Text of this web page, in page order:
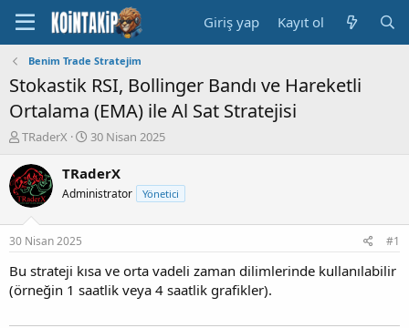
Giriş yap Kayıt ol
Benim Trade Stratejim
Stokastik RSI, Bollinger Bandı ve Hareketli
Ortalama (EMA) ile Al Sat Stratejisi
K
n
u
y
B
a
ş
a
TRaderX
B
ş
a
ç
a
30 Nisan 2025
TRaderX
Administrator Yönetici
30 Nisan 2025 #1
Bu strateji kısa ve orta vadeli zaman dilimlerinde kullanılabilir
(örneğin 1 saatlik veya 4 saatlik grafikler).